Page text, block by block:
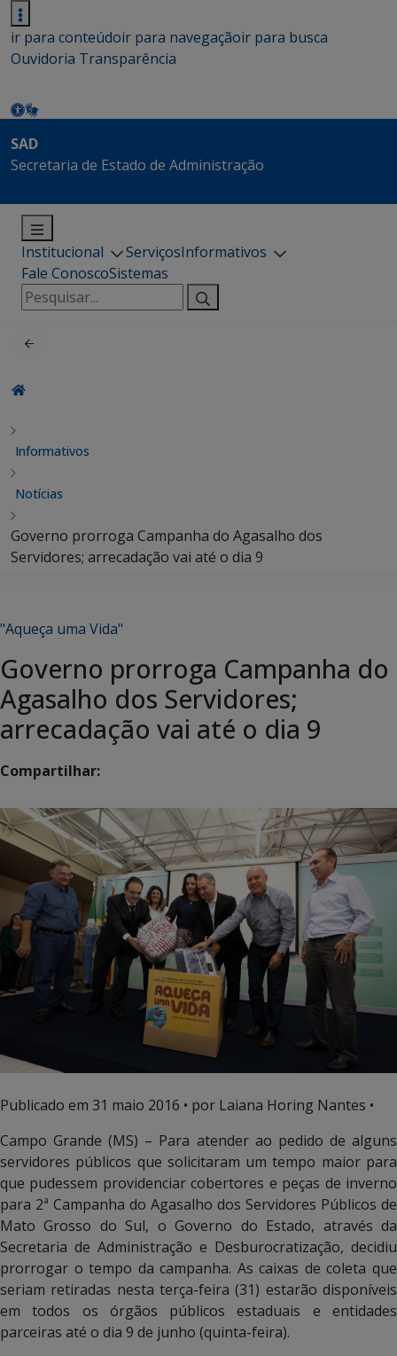
ir para conteúdoir para navegaçãoir para busca
Ouvidoria Transparência
SAD
Secretaria de Estado de Administração
Institucional ServiçosInformativos
Fale ConoscoSistemas
Pesquisar
por:
Informativos
Notícias
Governo prorroga Campanha do Agasalho dos
Servidores; arrecadação vai até o dia 9
"Aqueça uma Vida"
Governo prorroga Campanha do
Agasalho dos Servidores;
arrecadação vai até o dia 9
Compartilhar:
Publicado em 31 maio 2016 • por Laiana Horing Nantes •
Campo Grande (MS) – Para atender ao pedido de alguns
servidores públicos que solicitaram um tempo maior para
que pudessem providenciar cobertores e peças de inverno
para 2ª Campanha do Agasalho dos Servidores Públicos de
Mato Grosso do Sul, o Governo do Estado, através da
Secretaria de Administração e Desburocratização, decidiu
prorrogar o tempo da campanha. As caixas de coleta que
seriam retiradas nesta terça-feira (31) estarão disponíveis
em todos os órgãos públicos estaduais e entidades
parceiras até o dia 9 de junho (quinta-feira).